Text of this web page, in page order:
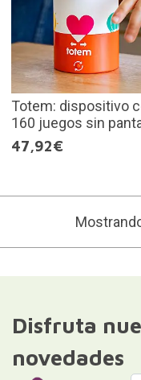
Totem: dispositivo
160 juegos sin
47,92€
Disfruta
novedades